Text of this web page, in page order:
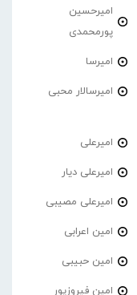
امیرحسین
پورمحمدی
امیرسا
امیرسالار محبی
امیرعلی
امیرعلی دیار
امیرعلی مصیبی
امین اعرابی
امین حبیبی
امین فیروزپور